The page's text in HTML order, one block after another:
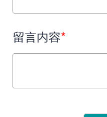
留言内容*